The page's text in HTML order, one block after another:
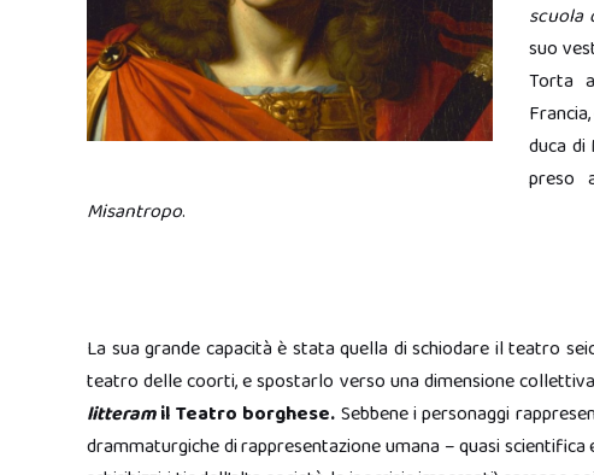
scuola
suo
Torta
duca
preso
Misantropo.
La sua grande capacità è stata quella di schiodare il teatro
teatro delle coorti, e spostarlo verso una dimensione
litteramil Teatro borghese. Sebbene i personaggi
drammaturgiche di rappresentazione umana – quasi